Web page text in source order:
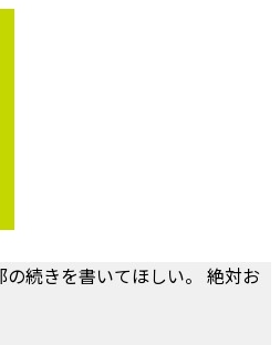
の続きを書いてほしい。 絶対お